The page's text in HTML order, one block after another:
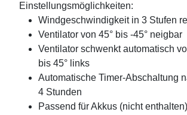
Einstellungsmöglichkeiten:
Windgeschwindigkeit in 3 Stufen
Ventilator von 45° bis -45° neigbar
Ventilator schwenkt automatisch
bis 45° links
Automatische Timer-Abschaltung
4 Stunden
Passend für Akkus (nicht